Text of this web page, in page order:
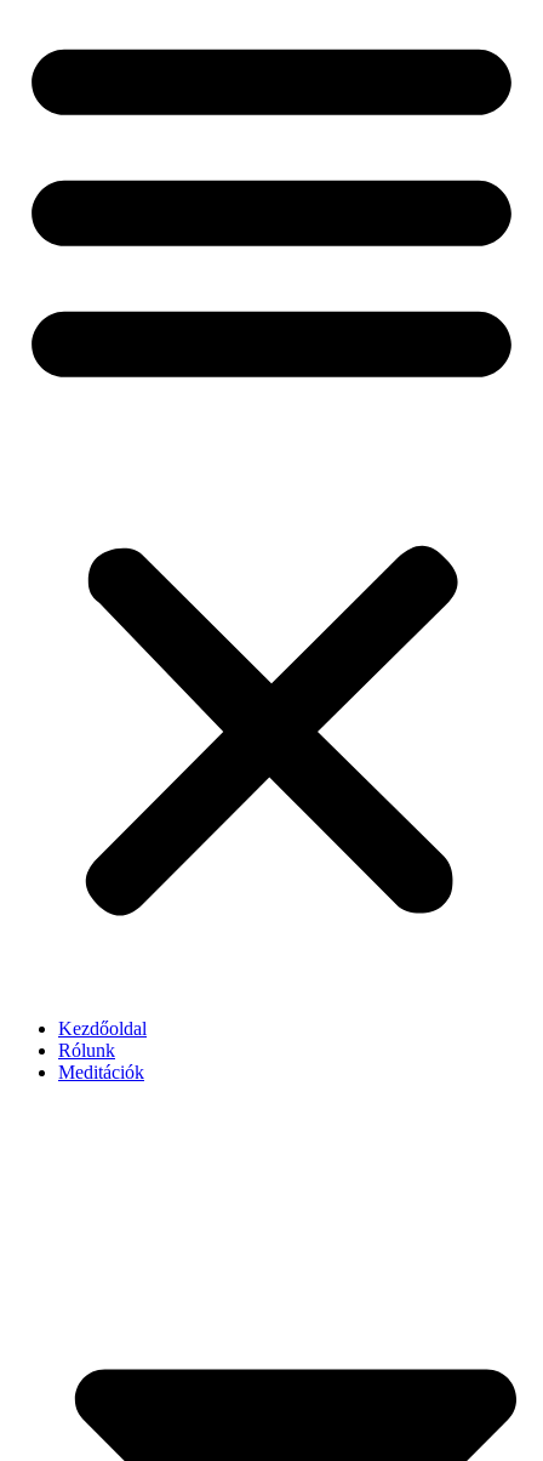
Kezdőoldal
Rólunk
Meditációk